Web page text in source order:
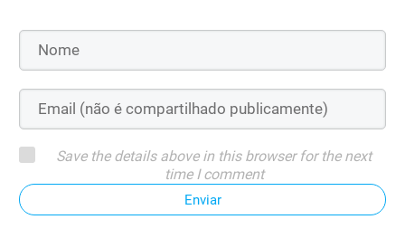
Save the details above in this browser for the next
time I comment
Enviar